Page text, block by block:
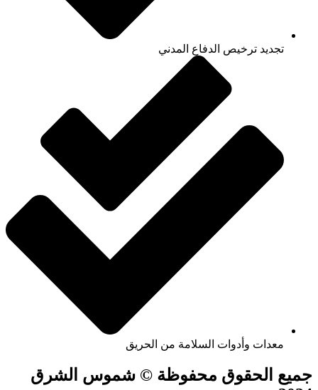
تجديد ترخيص الدفاع المدني
معدات وأدوات السلامة من الحريق
جميع الحقوق محفوظة © شموس الشرق